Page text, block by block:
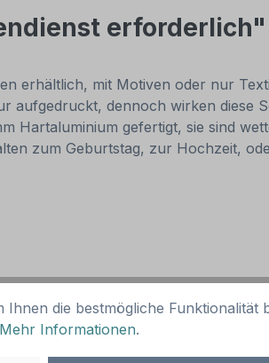
erforderlich"
erhältlich, mit Motiven oder nur
aufgedruckt, dennoch wirken
Hartaluminium gefertigt, sie sind
zum Geburtstag, zur Hochzeit,
Ihnen die bestmögliche Funktionalität
Mehr Informationen.